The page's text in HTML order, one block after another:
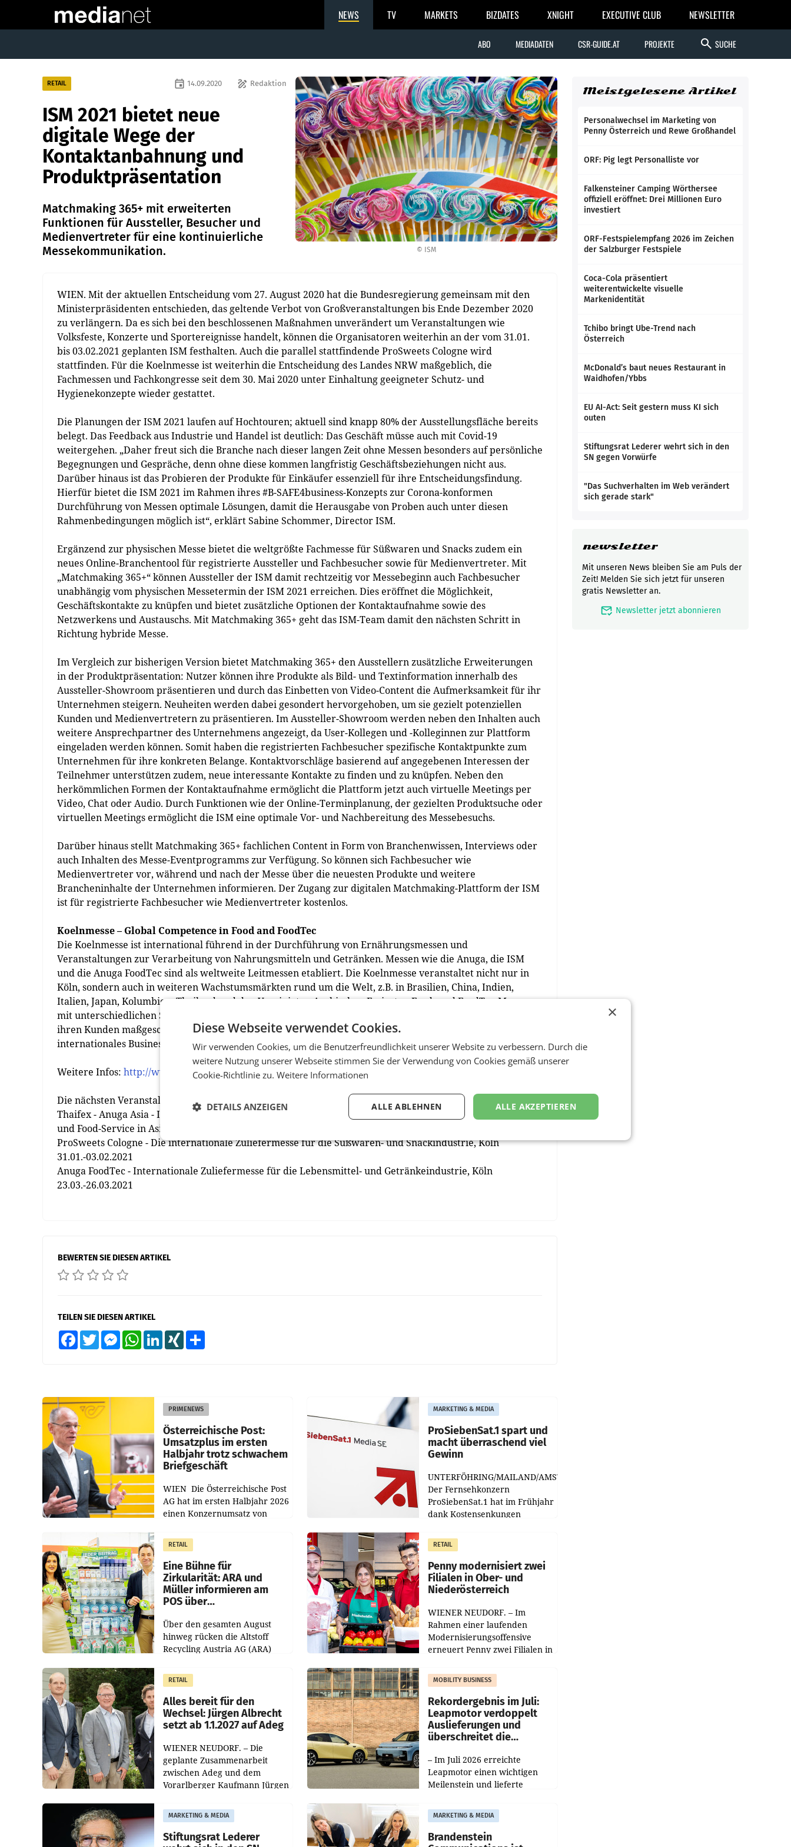
NEWS TV MARKETS BIZDATES XNIGHT EXECUTIVE CLUB NEWSLETTER
ABO MEDIADATEN CSR-GUIDE.AT PROJEKTE search SUCHE
© ISM
RETAIL draw Redaktion
event 14.09.2020
ISM 2021 bietet neue
digitale Wege der
Kontaktanbahnung und
Produktpräsentation
Matchmaking 365+ mit erweiterten
Funktionen für Aussteller, Besucher und
Medienvertreter für eine kontinuierliche
Messekommunikation.
WIEN. Mit der aktuellen Entscheidung vom 27. August 2020 hat die Bundesregierung gemeinsam mit den
Ministerpräsidenten entschieden, das geltende Verbot von Großveranstaltungen bis Ende Dezember 2020
zu verlängern. Da es sich bei den beschlossenen Maßnahmen unverändert um Veranstaltungen wie
Volksfeste, Konzerte und Sportereignisse handelt, können die Organisatoren weiterhin an der vom 31.01.
bis 03.02.2021 geplanten ISM festhalten. Auch die parallel stattfindende ProSweets Cologne wird
stattfinden. Für die Koelnmesse ist weiterhin die Entscheidung des Landes NRW maßgeblich, die
Fachmessen und Fachkongresse seit dem 30. Mai 2020 unter Einhaltung geeigneter Schutz- und
Hygienekonzepte wieder gestattet.
Die Planungen der ISM 2021 laufen auf Hochtouren; aktuell sind knapp 80% der Ausstellungsfläche bereits
belegt. Das Feedback aus Industrie und Handel ist deutlich: Das Geschäft müsse auch mit Covid-19
weitergehen. „Daher freut sich die Branche nach dieser langen Zeit ohne Messen besonders auf persönliche
Begegnungen und Gespräche, denn ohne diese kommen langfristig Geschäftsbeziehungen nicht aus.
Darüber hinaus ist das Probieren der Produkte für Einkäufer essenziell für ihre Entscheidungsfindung.
Hierfür bietet die ISM 2021 im Rahmen ihres #B-SAFE4business-Konzepts zur Corona-konformen
Durchführung von Messen optimale Lösungen, damit die Herausgabe von Proben auch unter diesen
Rahmenbedingungen möglich ist“, erklärt Sabine Schommer, Director ISM.
Ergänzend zur physischen Messe bietet die weltgrößte Fachmesse für Süßwaren und Snacks zudem ein
neues Online-Branchentool für registrierte Aussteller und Fachbesucher sowie für Medienvertreter. Mit
„Matchmaking 365+“ können Aussteller der ISM damit rechtzeitig vor Messebeginn auch Fachbesucher
unabhängig vom physischen Messetermin der ISM 2021 erreichen. Dies eröffnet die Möglichkeit,
Geschäftskontakte zu knüpfen und bietet zusätzliche Optionen der Kontaktaufnahme sowie des
Netzwerkens und Austauschs. Mit Matchmaking 365+ geht das ISM-Team damit den nächsten Schritt in
Richtung hybride Messe.
Im Vergleich zur bisherigen Version bietet Matchmaking 365+ den Ausstellern zusätzliche Erweiterungen
in der Produktpräsentation: Nutzer können ihre Produkte als Bild- und Textinformation innerhalb des
Aussteller-Showroom präsentieren und durch das Einbetten von Video-Content die Aufmerksamkeit für ihr
Unternehmen steigern. Neuheiten werden dabei gesondert hervorgehoben, um sie gezielt potenziellen
Kunden und Medienvertretern zu präsentieren. Im Aussteller-Showroom werden neben den Inhalten auch
weitere Ansprechpartner des Unternehmens angezeigt, da User-Kollegen und -Kolleginnen zur Plattform
eingeladen werden können. Somit haben die registrierten Fachbesucher spezifische Kontaktpunkte zum
Unternehmen für ihre konkreten Belange. Kontaktvorschläge basierend auf angegebenen Interessen der
Teilnehmer unterstützen zudem, neue interessante Kontakte zu finden und zu knüpfen. Neben den
herkömmlichen Formen der Kontaktaufnahme ermöglicht die Plattform jetzt auch virtuelle Meetings per
Video, Chat oder Audio. Durch Funktionen wie der Online-Terminplanung, der gezielten Produktsuche oder
virtuellen Meetings ermöglicht die ISM eine optimale Vor- und Nachbereitung des Messebesuchs.
Darüber hinaus stellt Matchmaking 365+ fachlichen Content in Form von Branchenwissen, Interviews oder
auch Inhalten des Messe-Eventprogramms zur Verfügung. So können sich Fachbesucher wie
Medienvertreter vor, während und nach der Messe über die neuesten Produkte und weitere
Brancheninhalte der Unternehmen informieren. Der Zugang zur digitalen Matchmaking-Plattform der ISM
ist für registrierte Fachbesucher wie Medienvertreter kostenlos.
Koelnmesse – Global Competence in Food and FoodTec
Die Koelnmesse ist international führend in der Durchführung von Ernährungsmessen und
Veranstaltungen zur Verarbeitung von Nahrungsmitteln und Getränken. Messen wie die Anuga, die ISM
und die Anuga FoodTec sind als weltweite Leitmessen etabliert. Die Koelnmesse veranstaltet nicht nur in
Köln, sondern auch in weiteren Wachstumsmärkten rund um die Welt, z.B. in Brasilien, China, Indien,
Italien, Japan, Kolumbien, Thailand und den Vereinigten Arabischen Emiraten Food- und FoodTec-Messen
mit unterschiedlichen Schwerpunkten und Inhalten. Mit diesen globalen Aktivitäten bietet die Koelnmesse
ihren Kunden maßgeschneiderte Events in unterschiedlichen Märkten, die ein nachhaltiges und
internationales Business garantieren. (red)
Weitere Infos: http://www.global-competence.net/food
Die nächsten Veranstaltungen:
Thaifex - Anuga Asia - Internationale Fachmesse für Lebensmittel und Getränke, Lebensmitteltechnologie
und Food-Service in Asien, Bangkok 22.09.-26.09.2020
ProSweets Cologne - Die internationale Zuliefermesse für die Süßwaren- und Snackindustrie, Köln
31.01.-03.02.2021
Anuga FoodTec - Internationale Zuliefermesse für die Lebensmittel- und Getränkeindustrie, Köln
23.03.-26.03.2021
BEWERTEN SIE DIESEN ARTIKEL
TEILEN SIE DIESEN ARTIKEL
FacebookTwitter MessengerWhatsAppLinkedInXING
PRIMENEWS
Österreichische Post:
Umsatzplus im ersten
Halbjahr trotz schwachem
Briefgeschäft
WIEN Die Österreichische Post
AG hat im ersten Halbjahr 2026
einen Konzernumsatz von
erwirtschaftet, was einem Plus
von 3,8 Prozent gegenüber
dem Vergleichszeitraum
MARKETING & MEDIA
ProSiebenSat.1 spart und
macht überraschend viel
Gewinn
UNTERFÖHRING/MAILAND/AMSTERDAM.
Der Fernsehkonzern
ProSiebenSat.1 hat im Frühjahr
dank Kostensenkungen
gemacht und die
Markterwartung deutlich
übertroffen.
RETAIL
Eine Bühne für
Zirkularität: ARA und
Müller informieren am
POS über
Über den gesamten August
hinweg rücken die Altstoff
Recycling Austria AG (ARA)
Müller die Initiative „Kreislauf-
Helden“ in allen
österreichischen Müller-Filialen
RETAIL
Penny modernisiert zwei
Filialen in Ober- und
Niederösterreich
WIENER NEUDORF. – Im
Rahmen einer laufenden
Modernisierungsoffensive
erneuert Penny zwei Filialen in
Die beiden Standorte liegen in
Haag sowie im rund
RETAIL
Alles bereit für den
Wechsel: Jürgen Albrecht
setzt ab 1.1.2027 auf Adeg
WIENER NEUDORF. – Die
geplante Zusammenarbeit
zwischen Adeg und dem
Vorarlberger Kaufmann Jürgen
freigegeben: Die
Bundeswettbewerbsbehörde
und der Bundeskartellanwalt
MOBILITY BUSINESS
Rekordergebnis im Juli:
Leapmotor verdoppelt
Auslieferungen und
überschreitet die
– Im Juli 2026 erreichte
Leapmotor einen wichtigen
Meilenstein und lieferte
aus, womit sich das Ergebnis
gegenüber Juli 2025 mehr als
verdoppelte (+102
MARKETING & MEDIA
Stiftungsrat Lederer
MARKETING & MEDIA
Brandenstein
Meistgelesene Artikel
Personalwechsel im Marketing von
Penny Österreich und Rewe Großhandel
ORF: Pig legt Personalliste vor
Falkensteiner Camping Wörthersee
offiziell eröffnet: Drei Millionen Euro
investiert
ORF-Festspielempfang 2026 im Zeichen
der Salzburger Festspiele
Coca-Cola präsentiert
weiterentwickelte visuelle
Markenidentität
Tchibo bringt Ube-Trend nach
Österreich
McDonald’s baut neues Restaurant in
Waidhofen/Ybbs
EU AI-Act: Seit gestern muss KI sich
outen
Stiftungsrat Lederer wehrt sich in den
SN gegen Vorwürfe
"Das Suchverhalten im Web verändert
sich gerade stark"
newsletter
Mit unseren News bleiben Sie am Puls der
Zeit! Melden Sie sich jetzt für unseren
gratis Newsletter an.
mark_email_read Newsletter jetzt abonnieren
×
Diese Webseite verwendet Cookies.
Wir verwenden Cookies, um die Benutzerfreundlichkeit unserer Website zu verbessern. Durch die
weitere Nutzung unserer Webseite stimmen Sie der Verwendung von Cookies gemäß unserer
Cookie-Richtlinie zu. Weitere Informationen
ALLE AKZEPTIEREN
ALLE ABLEHNEN
DETAILS ANZEIGEN